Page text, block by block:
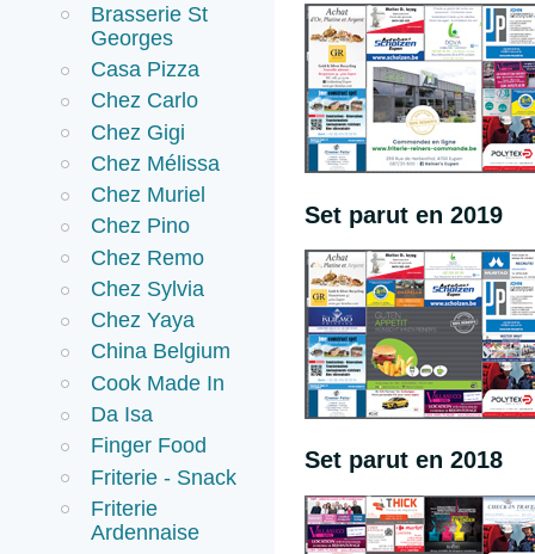
Brasserie St
Georges
Casa Pizza
Chez Carlo
Chez Gigi
Chez Mélissa
Chez Muriel
Chez Pino
Chez Remo
Chez Sylvia
Chez Yaya
China Belgium
Cook Made In
Da Isa
Finger Food
Friterie - Snack
Friterie
Ardennaise
Set parut en 2019
Set parut en 2018